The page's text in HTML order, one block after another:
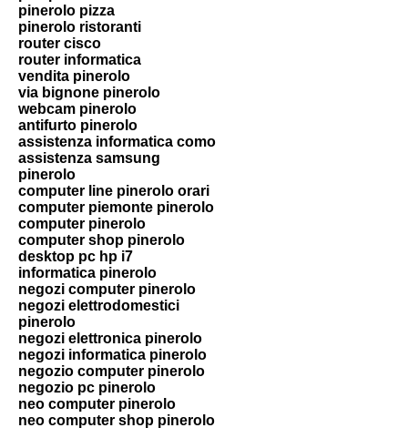
pinerolo pizza
pinerolo ristoranti
router cisco
router informatica
vendita pinerolo
via bignone pinerolo
webcam pinerolo
antifurto pinerolo
assistenza informatica como
assistenza samsung
pinerolo
computer line pinerolo orari
computer piemonte pinerolo
computer pinerolo
computer shop pinerolo
desktop pc hp i7
informatica pinerolo
negozi computer pinerolo
negozi elettrodomestici
pinerolo
negozi elettronica pinerolo
negozi informatica pinerolo
negozio computer pinerolo
negozio pc pinerolo
neo computer pinerolo
neo computer shop pinerolo